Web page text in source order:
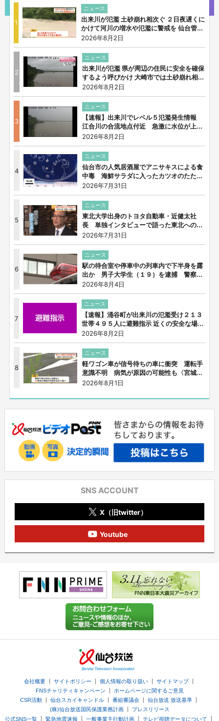
1
ニュース
出来川が氾濫 土砂崩れ相次ぐ ２日夜遅くに
かけて河川の増水や氾濫に警戒を 仙台管...
2026年8月2日
2
ニュース
出来川が氾濫 県が周辺の住民に安全を確保
するよう呼びかけ 大崎市では土砂崩れ相...
2026年8月2日
3
ニュース
【速報】出来川でレベル５氾濫発生情報
江合川の合流地点付近 急激に水位が上...
2026年8月2日
4
ニュース
仙台市の人気居酒屋でアニサキスによる食
中毒 海鮮サラダに入ったカツオのたた...
2026年7月31日
5
ニュース
東北大学出身のトヨタ自動車・近健太社
長 単独インタビューで語った東北への...
2026年7月31日
6
ニュース
駅の待合室や停車中の列車内で下半身を露
出か 男子大学生（１９）を逮捕 警察...
2026年8月4日
7
ニュース
【速報】涌谷町が出来川の氾濫受け２１３
世帯４９５人に避難指示 近くの安全な場...
2026年8月2日
8
ニュース
軽ワゴン車が信号待ちの車に衝突 運転手
意識不明 病気が原因の可能性も〈宮城...
2026年8月1日
SNS ACCOUNT
X（旧twitter）
Youtube
会社概要｜ サイトポリシー ｜ 個人情報の取り扱い｜ サイトマップ｜
FNSチャリティキャンペーン
ホームページに関するご意見
CSR活動
仙台スカイキャンドル 番組審議会 仙台放送 放送基準
(株)仙台放送国民保護業務計画｜
プレスリリース
公式SNS一覧
緊急地震速報 一般事業主行動計画 テレビ視聴データについて